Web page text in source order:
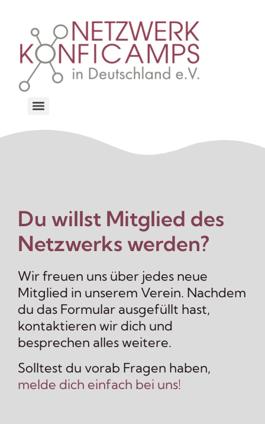
Du willst Mitglied des
Netzwerks werden?
Wir freuen uns über jedes neue
Mitglied in unserem Verein. Nachdem
du das Formular ausgefüllt hast,
kontaktieren wir dich und
besprechen alles weitere.
Solltest du vorab Fragen haben,
melde dich einfach bei uns!